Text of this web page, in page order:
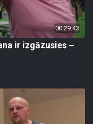
00:29:43
ir izgāzusies –